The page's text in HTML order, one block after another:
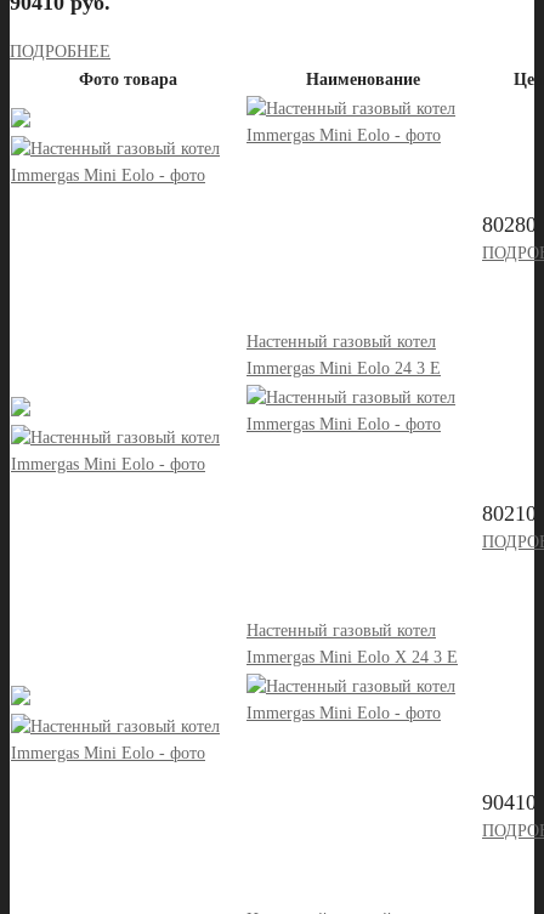
ПОДРОБНЕЕ
Фото товара
Наименование
Настенный газовый котел
Immergas Mini Eolo 24 3 E
80280
Настенный газовый котел
Immergas Mini Eolo X 24 3 E
80210
90410